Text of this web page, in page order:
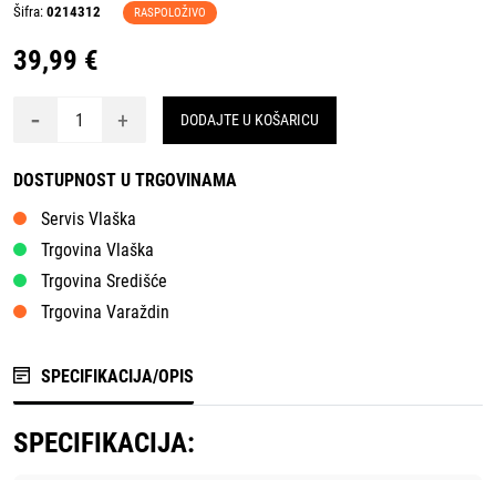
Šifra: 0214312 RASPOLOŽIVO
39,99 €
- + DODAJTE U KOŠARICU
DOSTUPNOST U TRGOVINAMA
Servis Vlaška
Trgovina Vlaška
Trgovina Središće
Trgovina Varaždin
SPECIFIKACIJA/OPIS
SPECIFIKACIJA: